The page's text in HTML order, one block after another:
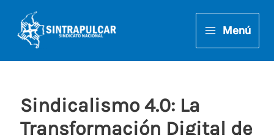
contenido
Menú
Sindicalismo 4.0: La
Transformación Digital de